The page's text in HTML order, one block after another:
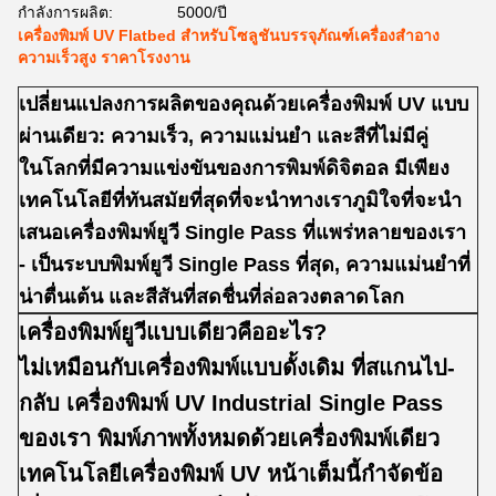
กำลังการผลิต:
5000/ปี
เครื่องพิมพ์ UV Flatbed สำหรับโซลูชันบรรจุภัณฑ์เครื่องสำอาง
ความเร็วสูง ราคาโรงงาน
เปลี่ยนแปลงการผลิตของคุณด้วยเครื่องพิมพ์ UV แบบ
ผ่านเดียว: ความเร็ว, ความแม่นยํา และสีที่ไม่มีคู่
ในโลกที่มีความแข่งขันของการพิมพ์ดิจิตอล มีเพียง
เทคโนโลยีที่ทันสมัยที่สุดที่จะนําทางเราภูมิใจที่จะนํา
เสนอเครื่องพิมพ์ยูวี Single Pass ที่แพร่หลายของเรา
- เป็นระบบพิมพ์ยูวี Single Pass ที่สุด, ความแม่นยําที่
น่าตื่นเต้น และสีสันที่สดชื่นที่ล่อลวงตลาดโลก
เครื่องพิมพ์ยูวีแบบเดียวคืออะไร?
ไม่เหมือนกับเครื่องพิมพ์แบบดั้งเดิม ที่สแกนไป-
กลับ เครื่องพิมพ์ UV Industrial Single Pass
ของเรา พิมพ์ภาพทั้งหมดด้วยเครื่องพิมพ์เดียว
เทคโนโลยีเครื่องพิมพ์ UV หน้าเต็มนี้กําจัดข้อ